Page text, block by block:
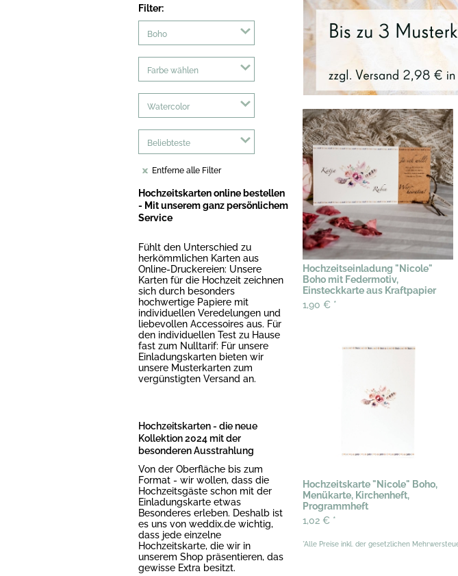
Filter:
Boho
Farbe wählen
Watercolor
Beliebteste
Entferne alle Filter
Hochzeitskarten online bestellen
- Mit unserem ganz persönlichem
Service
Fühlt den Unterschied zu
herkömmlichen Karten aus
Online-Druckereien: Unsere
Karten für die Hochzeit zeichnen
sich durch besonders
hochwertige Papiere mit
individuellen Veredelungen und
liebevollen Accessoires aus. Für
den individuellen Test zu Hause
fast zum Nulltarif: Für unsere
Einladungskarten bieten wir
unsere Musterkarten zum
vergünstigten Versand an.
Hochzeitskarten - die neue
Kollektion 2024 mit der
besonderen Ausstrahlung
Von der Oberfläche bis zum
Format - wir wollen, dass die
Hochzeitsgäste schon mit der
Einladungskarte etwas
Besonderes erleben. Deshalb ist
es uns von weddix.de wichtig,
dass jede einzelne
Hochzeitskarte, die wir in
unserem Shop präsentieren, das
gewisse Extra besitzt.
Hochzeitseinladung "Nicole"
Boho mit Federmotiv,
Einsteckkarte aus Kraftpapier
1,90 € *
Hochzeitskarte "Nicole" Boho,
Menükarte, Kirchenheft,
Programmheft
1,02 € *
*Alle Preise inkl. der gesetzlichen